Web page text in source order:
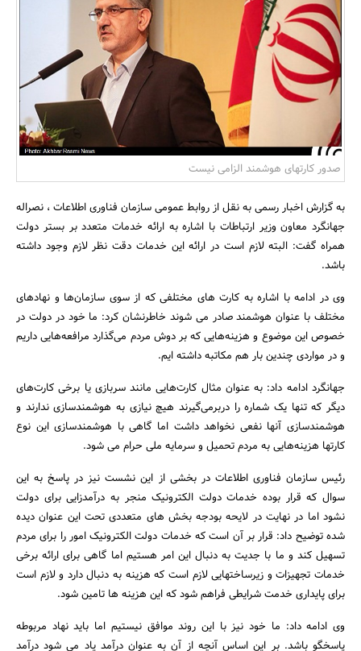
بانک، بیمه و سرمایه
مسکن و ساختمان
جستجو
صدور کارتهای هوشمند الزامی نیست
به گزارش اخبار رسمی به نقل از روابط عمومی سازمان فناوری اطلاعات ، نصراله
جهانگرد معاون وزیر ارتباطات با اشاره به ارائه خدمات متعدد بر بستر دولت
همراه گفت: البته لازم است در ارائه این خدمات دقت نظر لازم وجود داشته
باشد.
وی در ادامه با اشاره به کارت های مختلفی که از سوی سازمان‌ها و نهادهای
مختلف با عنوان هوشمند صادر می شوند خاطرنشان کرد: ما خود در دولت در
خصوص این موضوع و هزینه‌هایی که بر دوش مردم می‌گذارد مرافعه‌هایی داریم
و در مواردی چندین بار هم مکاتبه داشته ایم.
جهانگرد ادامه داد: به عنوان مثال کارت‌هایی مانند سربازی یا برخی کارت‌های
دیگر که تنها یک شماره را دربرمی‌گیرند هیچ نیازی به هوشمندسازی ندارند و
هوشمندسازی آنها نفعی نخواهد داشت اما گاهی با هوشمندسازی این نوع
کارتها هزینه‌هایی به مردم تحمیل و سرمایه ملی حرام می شود.
رئیس سازمان فناوری اطلاعات در بخشی از این نشست نیز در پاسخ به این
سوال که قرار بوده خدمات دولت الکترونیک منجر به درآمدزایی برای دولت
نشود اما در نهایت در لایحه بودجه بخش های متعددی تحت این عنوان دیده
شده توضیح داد: قرار بر آن است که خدمات دولت الکترونیک امور را برای مردم
تسهیل کند و ما با جدیت به دنبال این امر هستیم اما گاهی برای ارائه برخی
خدمات تجهیزات و زیرساختهایی لازم است که هزینه به دنبال دارد و لازم است
برای پایداری خدمت شرایطی فراهم شود که این هزینه ها تامین شود.
وی ادامه داد: ما خود نیز با این روند موافق نیستیم اما باید نهاد مربوطه
پاسخگو باشد. بر این اساس آنچه از آن به عنوان درآمد یاد می شود درآمد